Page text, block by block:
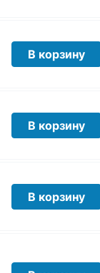
В корзину
В корзину
В корзину